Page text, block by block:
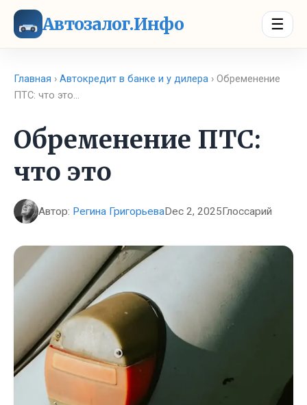
Автозалог.Инфо ☰
Главная › Автокредит в банке и у дилера › Обременение
ПТС: что это…
Обременение ПТС:
что это
Автор: Регина ГригорьеваDec 2, 2025Глоссарий